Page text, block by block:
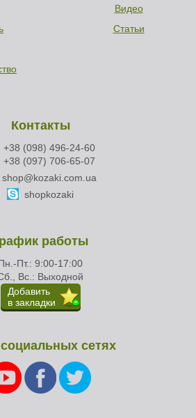
Видео
Статьи
работы
Пт.: 9:00-17:00
Вс.: Выходной
Добавить
в закладки
Контакты
+38 (098) 496-24-60
+38 (097) 706-65-07
shop@kozaki.com.ua
shopkozaki
сетях